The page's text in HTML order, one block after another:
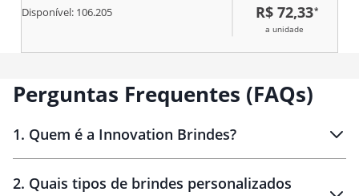
Disponível: 106.205 R$ 72,33*
a unidade
Perguntas Frequentes (FAQs)
1. Quem é a Innovation Brindes?
Brindes personalizados
2. Quais tipos de brindes personalizados